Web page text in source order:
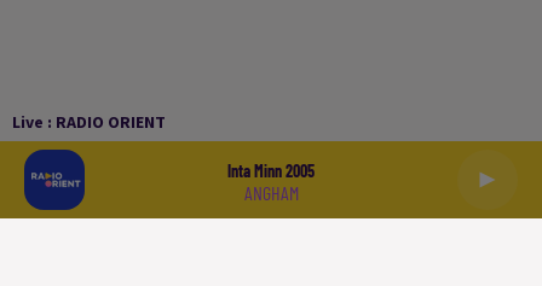
Live : RADIO ORIENT
Inta Minn 2005
ANGHAM